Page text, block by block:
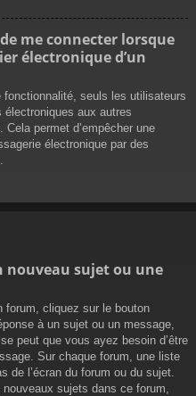
me connecter lorsque
électronique d’un
seuls les utilisateurs
aux autres
permet d’empêcher une
électronique par des
nouveau sujet ou une
forum, cliquez sur le bouton
à un sujet ou un message,
peut que vous ayez besoin d’être
Sur chaque forum, une liste
de l’écran du forum ou du sujet.
sujets dans ce forum,